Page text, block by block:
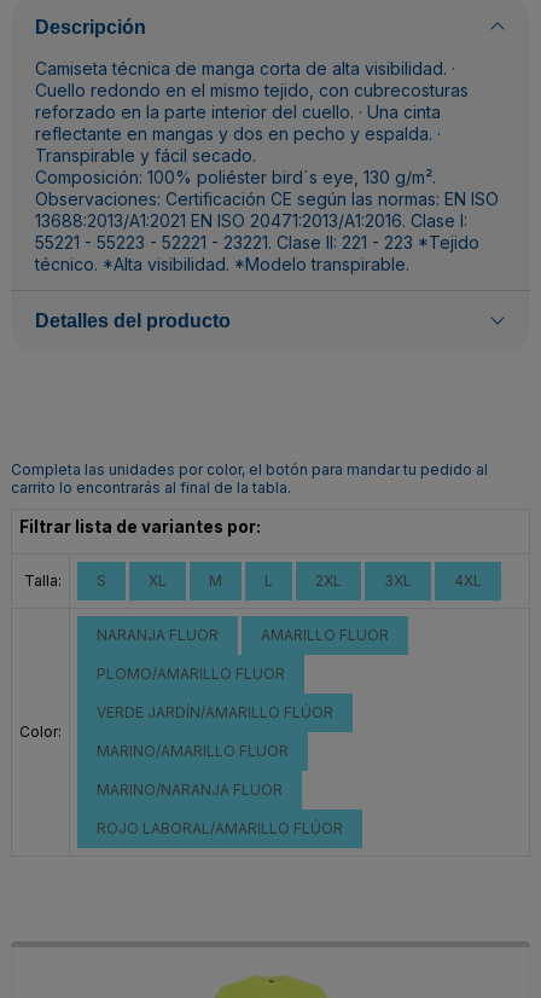
Descripción
Camiseta técnica de manga corta de alta visibilidad. ·
Cuello redondo en el mismo tejido, con cubrecosturas
reforzado en la parte interior del cuello. · Una cinta
reflectante en mangas y dos en pecho y espalda. ·
Transpirable y fácil secado.
Composición: 100% poliéster bird´s eye, 130 g/m².
Observaciones: Certificación CE según las normas: EN ISO
13688:2013/A1:2021 EN ISO 20471:2013/A1:2016. Clase I:
55221 - 55223 - 52221 - 23221. Clase II: 221 - 223 *Tejido
técnico. *Alta visibilidad. *Modelo transpirable.
Detalles del producto
Completa las unidades por color, el botón para mandar tu pedido al
carrito lo encontrarás al final de la tabla.
Filtrar lista de variantes por:
Talla: S XL M L 2XL 3XL 4XL
Color:
NARANJA FLUOR AMARILLO FLUOR
PLOMO/AMARILLO FLUOR
VERDE JARDÍN/AMARILLO FLÚOR
MARINO/AMARILLO FLUOR
MARINO/NARANJA FLUOR
ROJO LABORAL/AMARILLO FLÚOR